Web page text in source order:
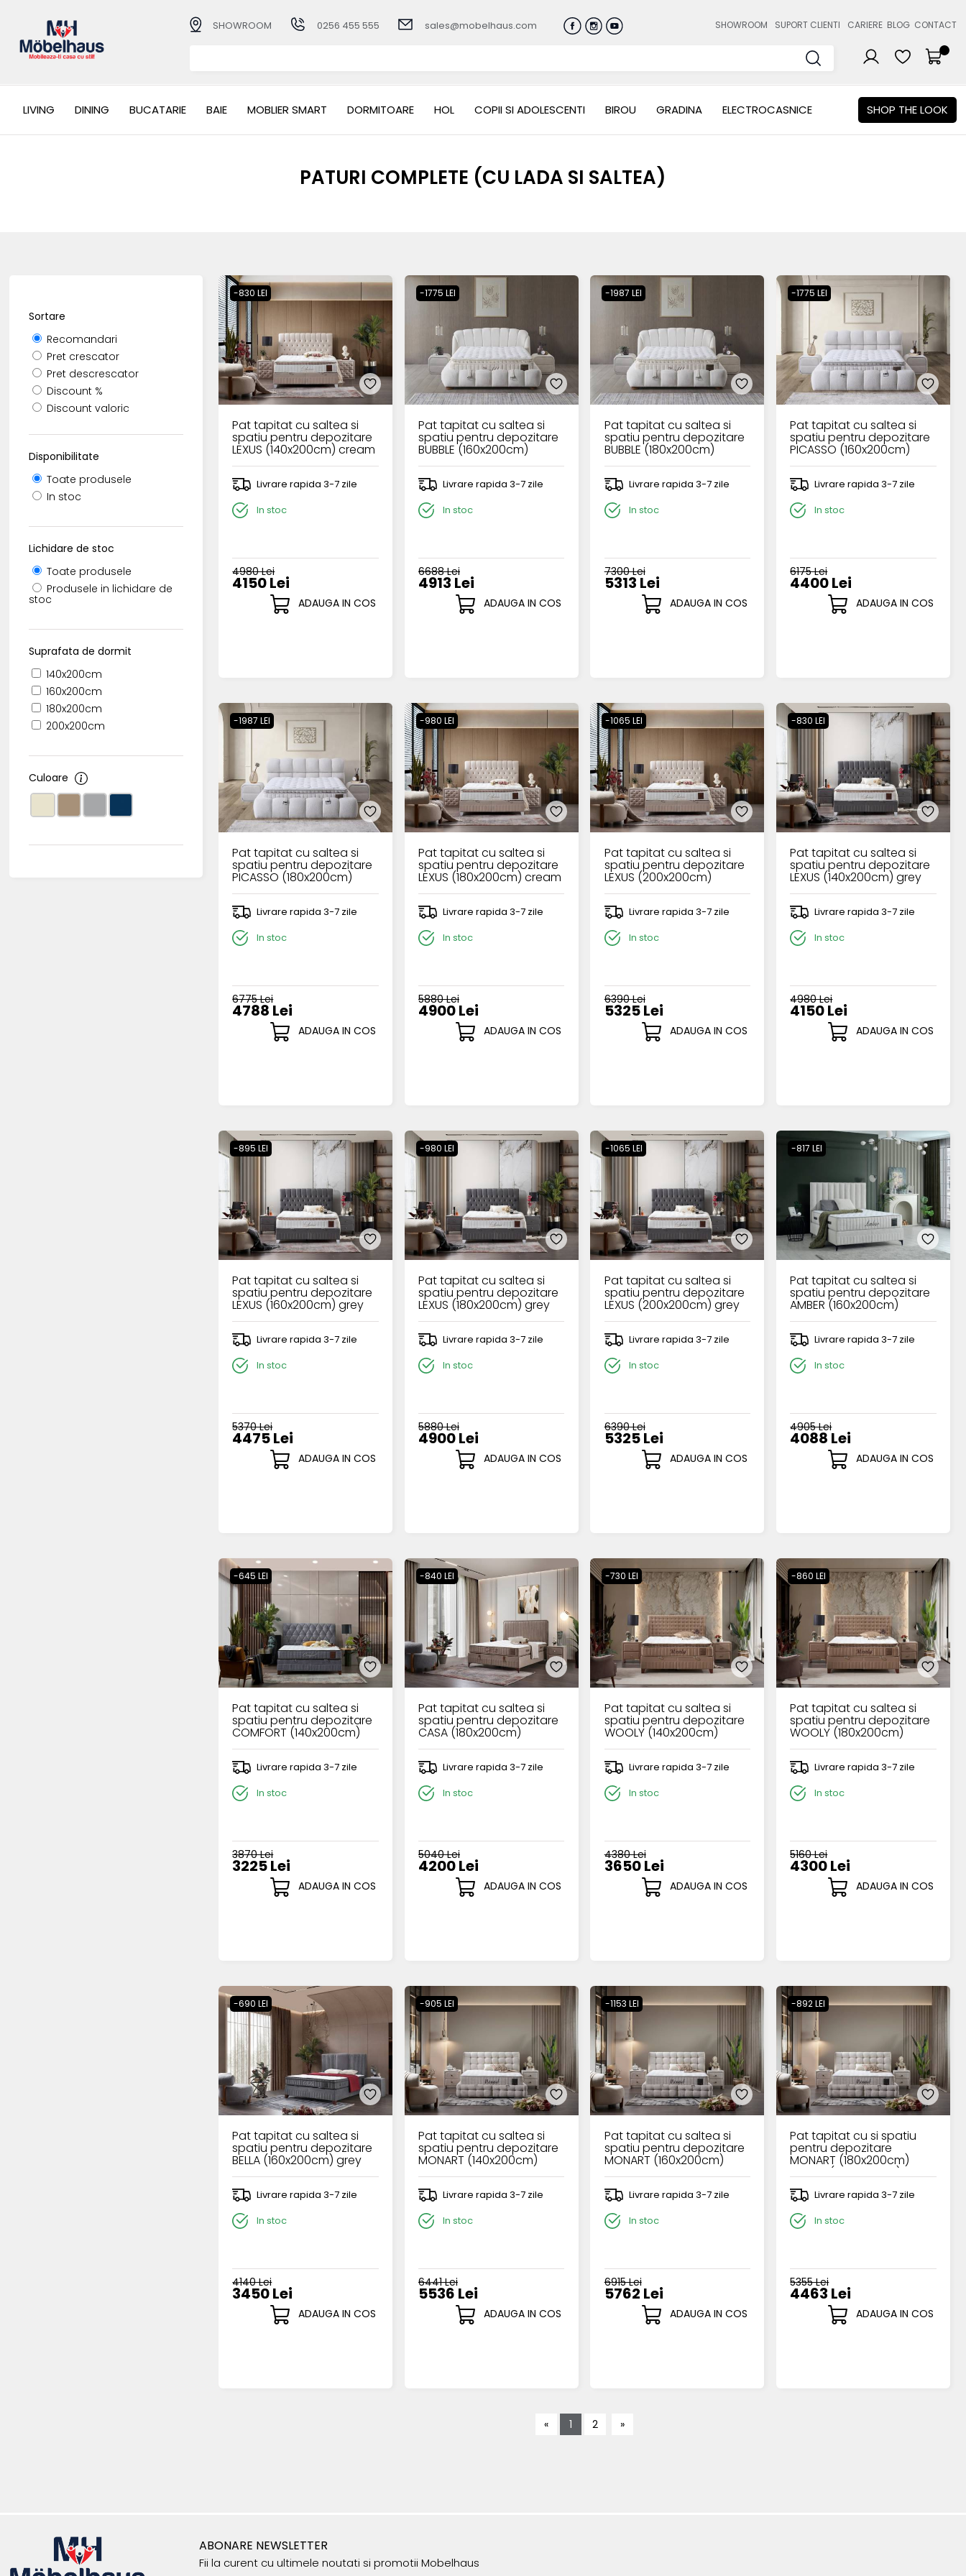
SHOWROOM 0256 455 555 sales@mobelhaus.com SHOWROOM SUPORT CLIENTI CARIERE BLOG CONTACT
LIVING DINING BUCATARIE BAIE MOBLIER SMART DORMITOARE HOL COPII SI ADOLESCENTI BIROU GRADINA ELECTROCASNICE SHOP THE LOOK
PATURI COMPLETE (CU LADA SI SALTEA)
Sortare
Recomandari
Pret crescator
Pret descrescator
Discount %
Discount valoric
Disponibilitate
Toate produsele
In stoc
Lichidare de stoc
Toate produsele
Produsele in lichidare de
stoc
Suprafata de dormit
140x200cm
160x200cm
180x200cm
200x200cm
Culoare
-830 LEI
Pat tapitat cu saltea si
spatiu pentru depozitare
LEXUS (140x200cm) cream
Livrare rapida 3-7 zile
In stoc
4980 Lei
4150 Lei
ADAUGA IN COS
-1775 LEI
Pat tapitat cu saltea si
spatiu pentru depozitare
BUBBLE (160x200cm)
Livrare rapida 3-7 zile
In stoc
6688 Lei
4913 Lei
ADAUGA IN COS
-1987 LEI
Pat tapitat cu saltea si
spatiu pentru depozitare
BUBBLE (180x200cm)
Livrare rapida 3-7 zile
In stoc
7300 Lei
5313 Lei
ADAUGA IN COS
-1775 LEI
Pat tapitat cu saltea si
spatiu pentru depozitare
PICASSO (160x200cm)
Livrare rapida 3-7 zile
In stoc
6175 Lei
4400 Lei
ADAUGA IN COS
-1987 LEI
Pat tapitat cu saltea si
spatiu pentru depozitare
PICASSO (180x200cm)
Livrare rapida 3-7 zile
In stoc
6775 Lei
4788 Lei
ADAUGA IN COS
-980 LEI
Pat tapitat cu saltea si
spatiu pentru depozitare
LEXUS (180x200cm) cream
Livrare rapida 3-7 zile
In stoc
5880 Lei
4900 Lei
ADAUGA IN COS
-1065 LEI
Pat tapitat cu saltea si
spatiu pentru depozitare
LEXUS (200x200cm)
Livrare rapida 3-7 zile
In stoc
6390 Lei
5325 Lei
ADAUGA IN COS
-830 LEI
Pat tapitat cu saltea si
spatiu pentru depozitare
LEXUS (140x200cm) grey
Livrare rapida 3-7 zile
In stoc
4980 Lei
4150 Lei
ADAUGA IN COS
-895 LEI
Pat tapitat cu saltea si
spatiu pentru depozitare
LEXUS (160x200cm) grey
Livrare rapida 3-7 zile
In stoc
5370 Lei
4475 Lei
ADAUGA IN COS
-980 LEI
Pat tapitat cu saltea si
spatiu pentru depozitare
LEXUS (180x200cm) grey
Livrare rapida 3-7 zile
In stoc
5880 Lei
4900 Lei
ADAUGA IN COS
-1065 LEI
Pat tapitat cu saltea si
spatiu pentru depozitare
LEXUS (200x200cm) grey
Livrare rapida 3-7 zile
In stoc
6390 Lei
5325 Lei
ADAUGA IN COS
-817 LEI
Pat tapitat cu saltea si
spatiu pentru depozitare
AMBER (160x200cm)
Livrare rapida 3-7 zile
In stoc
4905 Lei
4088 Lei
ADAUGA IN COS
-645 LEI
Pat tapitat cu saltea si
spatiu pentru depozitare
COMFORT (140x200cm)
Livrare rapida 3-7 zile
In stoc
3870 Lei
3225 Lei
ADAUGA IN COS
-840 LEI
Pat tapitat cu saltea si
spatiu pentru depozitare
CASA (180x200cm)
cappuccino
Livrare rapida 3-7 zile
In stoc
5040 Lei
4200 Lei
ADAUGA IN COS
-730 LEI
Pat tapitat cu saltea si
spatiu pentru depozitare
WOOLY (140x200cm)
cappuccino
Livrare rapida 3-7 zile
In stoc
4380 Lei
3650 Lei
ADAUGA IN COS
-860 LEI
Pat tapitat cu saltea si
spatiu pentru depozitare
WOOLY (180x200cm)
cappuccino
Livrare rapida 3-7 zile
In stoc
5160 Lei
4300 Lei
ADAUGA IN COS
-690 LEI
Pat tapitat cu saltea si
spatiu pentru depozitare
BELLA (160x200cm) grey
Livrare rapida 3-7 zile
In stoc
4140 Lei
3450 Lei
ADAUGA IN COS
-905 LEI
Pat tapitat cu saltea si
spatiu pentru depozitare
MONART (140x200cm)
Livrare rapida 3-7 zile
In stoc
6441 Lei
5536 Lei
ADAUGA IN COS
-1153 LEI
Pat tapitat cu saltea si
spatiu pentru depozitare
MONART (160x200cm)
Livrare rapida 3-7 zile
In stoc
6915 Lei
5762 Lei
ADAUGA IN COS
-892 LEI
Pat tapitat cu si spatiu
pentru depozitare
MONART (180x200cm)
cream (fara saltea)
Livrare rapida 3-7 zile
In stoc
5355 Lei
4463 Lei
ADAUGA IN COS
« 1 2 »
ABONARE NEWSLETTER
Fii la curent cu ultimele noutati si promotii Mobelhaus